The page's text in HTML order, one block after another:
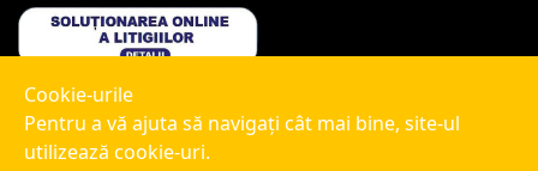
Cookie-urile
Pentru a vă ajuta să navigaţi cât mai bine, site-ul
utilizează cookie-uri.